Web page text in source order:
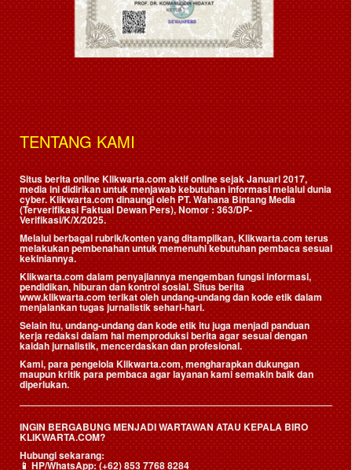
TENTANG KAMI
Situs berita online Klikwarta.com aktif online sejak Januari 2017,
media ini didirikan untuk menjawab kebutuhan informasi melalui dunia
cyber. Klikwarta.com dinaungi oleh PT. Wahana Bintang Media
(Terverifikasi Faktual Dewan Pers), Nomor : 363/DP-
Verifikasi/K/X/2025.
Melalui berbagai rubrik/konten yang ditampilkan, Klikwarta.com terus
melakukan pembenahan untuk memenuhi kebutuhan pembaca sesuai
kekiniannya.
Klikwarta.com dalam penyajiannya mengemban fungsi informasi,
pendidikan, hiburan dan kontrol sosial. Situs berita
www.klikwarta.com terikat oleh undang-undang dan kode etik dalam
menjalankan tugas jurnalistik sehari-hari.
Selain itu, undang-undang dan kode etik itu juga menjadi panduan
kerja redaksi dalam hal memproduksi berita agar sesuai dengan
kaidah jurnalistik, mencerdaskan dan profesional.
Kami, para pengelola Klikwarta.com, mengharapkan dukungan
maupun kritik para pembaca agar layanan kami semakin baik dan
diperlukan.
INGIN BERGABUNG MENJADI WARTAWAN ATAU KEPALA BIRO
KLIKWARTA.COM?
Hubungi sekarang:
📱HP/WhatsApp:(+62) 853 7768 8284